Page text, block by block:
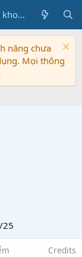
Tạo tài khoản
năng chưa
Mọi thông
Credits